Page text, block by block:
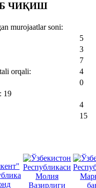
ЧИҚИШ
murojaatlar soni:
5
3
7
orqali:
4
0
19
4
15